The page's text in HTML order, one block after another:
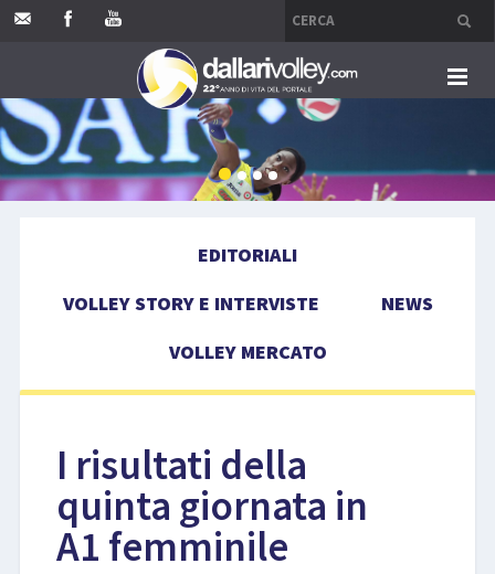
HOME
EVENTI
LIBRI
EDITORIALI
VOLLEY STORY E INTERVISTE
NEWS
VOLLEY MERCATO
I risultati della
quinta giornata in
A1 femminile